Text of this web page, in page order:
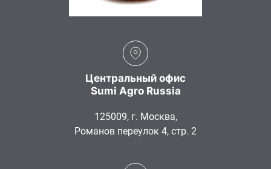
Центральный офис
Sumi Agro Russia
125009, г. Москва,
Романов переулок 4, стр. 2